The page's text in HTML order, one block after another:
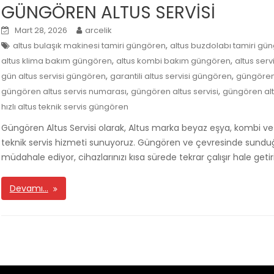
GÜNGÖREN ALTUS SERVİSİ
Mart 28, 2026
arcelik
altus bulaşık makinesi tamiri güngören, altus buzdolabı tamiri
altus klima bakım güngören, altus kombi bakım güngören, altus
gün altus servisi güngören, garantili altus servisi güngören,
güngören altus servis numarası, güngören altus servisi, güngören
hızlı altus teknik servis güngören
Güngören Altus Servisi olarak, Altus marka beyaz eşya, kombi ve
teknik servis hizmeti sunuyoruz. Güngören ve çevresinde
müdahale ediyor, cihazlarınızı kısa sürede tekrar çalışır hale
Devamı…